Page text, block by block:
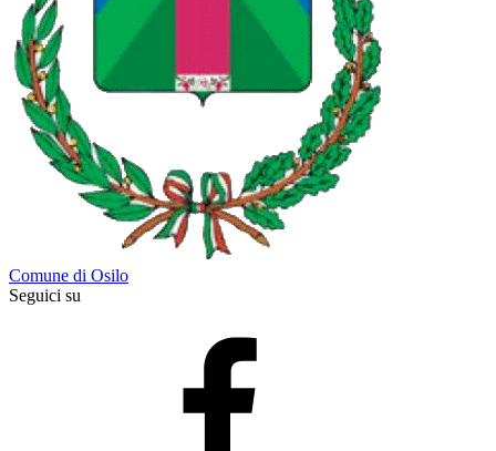
Comune di Osilo
Seguici su